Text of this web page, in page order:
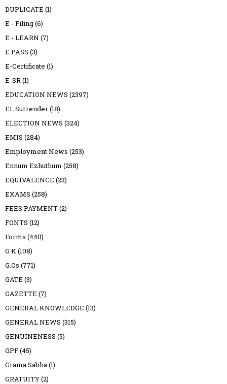
DUPLICATE (1)
E - Filing(6)
E - LEARN (7)
E PASS (3)
E-Certificate (1)
E-SR(1)
EDUCATION NEWS (2397)
EL Surrender(18)
ELECTION NEWS (324)
EMIS (284)
Employment News (253)
Ennum Ezhuthum (258)
EQUIVALENCE (23)
EXAMS (258)
FEES PAYMENT(2)
FONTS (12)
Forms (440)
G K(108)
G.Os (771)
GATE (3)
GAZETTE (7)
GENERAL KNOWLEDGE (13)
GENERAL NEWS (315)
GENUINENESS (5)
GPF(45)
Grama Sabha(1)
GRATUITY(2)